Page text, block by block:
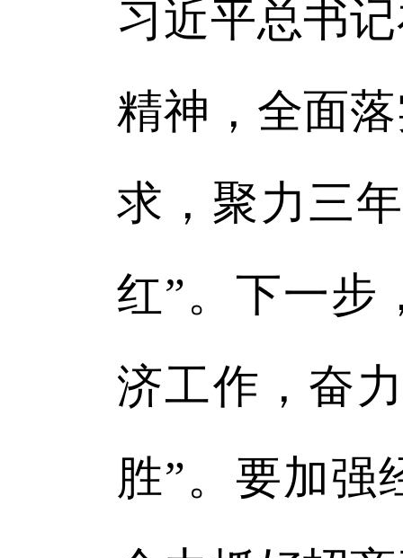
习近平总书
精神，全面
求，聚力三
红”。下一步
济工作，奋
胜”。要加强